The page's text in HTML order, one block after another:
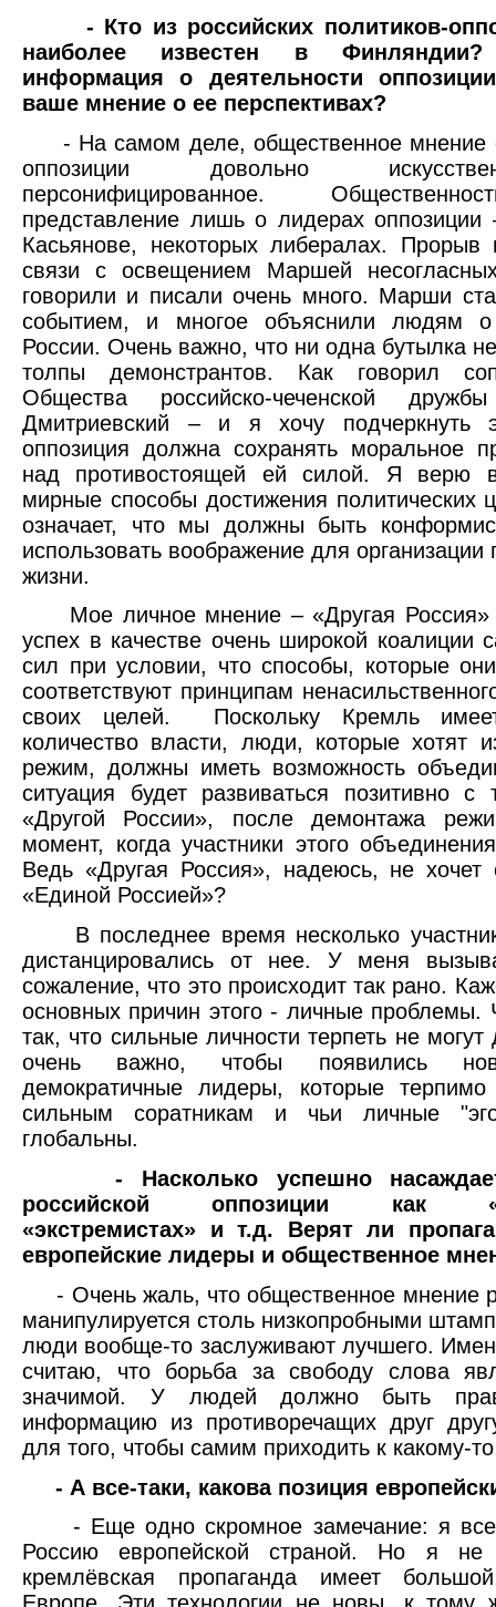
- Кто из российских политиков-
наиболее известен в
информация о деятельности
ваше мнение о ее перспективах?
- На самом деле, общественное мнение
оппозиции довольно
персонифицированное.
представление лишь о лидерах оппозиции
Касьянове, некоторых либералах. Прорыв
связи с освещением Маршей
говорили и писали очень много. Марши
событием, и многое объяснили людям
России. Очень важно, что ни одна бутылка
толпы демонстрантов. Как говорил
Общества российско-чеченской
Дмитриевский – и я хочу подчеркнуть
оппозиция должна сохранять моральное
над противостоящей ей силой. Я верю
мирные способы достижения политических
означает, что мы должны быть
использовать воображение для организации
жизни.
Мое личное мнение – «Другая Россия»
успех в качестве очень широкой коалиции
сил при условии, что способы, которые
соответствуют принципам
своих целей. Поскольку Кремль имеет
количество власти, люди, которые хотят
режим, должны иметь возможность
ситуация будет развиваться позитивно с
«Другой России», после демонтажа
момент, когда участники этого
Ведь «Другая Россия», надеюсь, не хочет
«Единой Россией»?
В последнее время несколько
дистанцировались от нее. У меня
сожаление, что это происходит так рано.
основных причин этого - личные проблемы.
так, что сильные личности терпеть не могут
очень важно, чтобы появились
демократичные лидеры, которые терпимо
сильным соратникам и чьи личные
глобальны.
- Насколько успешно
российской оппозиции как
«экстремистах» и т.д. Верят ли
европейские лидеры и общественное
- Очень жаль, что общественное мнение
манипулируется столь низкопробными
люди вообще-то заслуживают лучшего.
считаю, что борьба за свободу слова
значимой. У людей должно быть
информацию из противоречащих друг
для того, чтобы самим приходить к какому-
- А все-таки, какова позиция
- Еще одно скромное замечание: я все-
Россию европейской страной. Но я
кремлёвская пропаганда имеет